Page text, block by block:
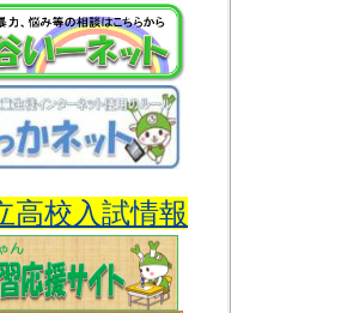
高校入試情報